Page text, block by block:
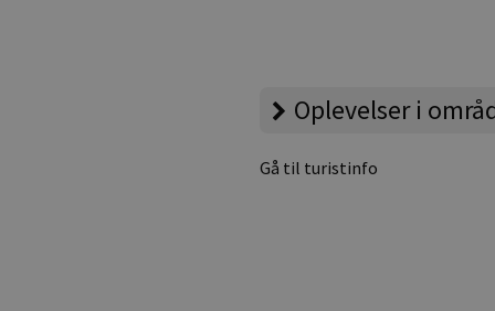
Oplevelser i
Gå til turistinfo